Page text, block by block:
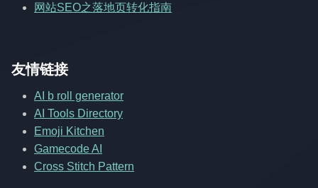
网站SEO之落地页转化指南
友情链接
AI b roll generator
AI Tools Directory
Emoji Kitchen
Gamecode AI
Cross Stitch Pattern